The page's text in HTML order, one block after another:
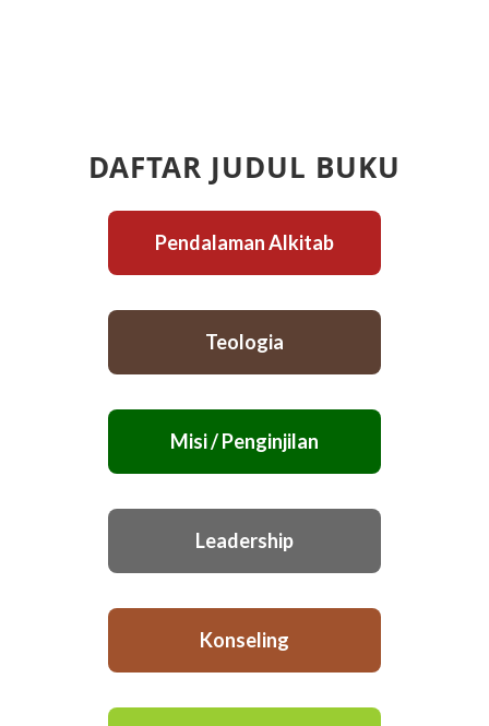
DAFTAR JUDUL BUKU
Pendalaman Alkitab
Teologia
Misi / Penginjilan
Leadership
Konseling